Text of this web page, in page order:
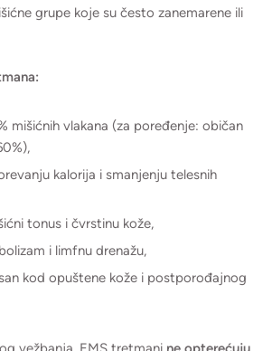
grupe koje su često zanemarene ili
mišićnih vlakana (za poređenje: običan
kalorija i smanjenju telesnih
tonus i čvrstinu kože,
i limfnu drenažu,
kod opuštene kože i postporođajnog